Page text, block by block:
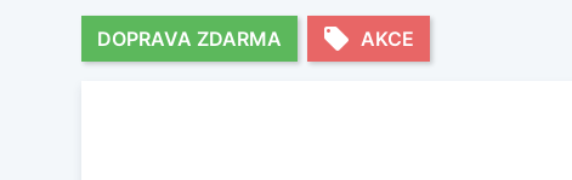
DOPRAVA ZDARMA local_offer AKCE